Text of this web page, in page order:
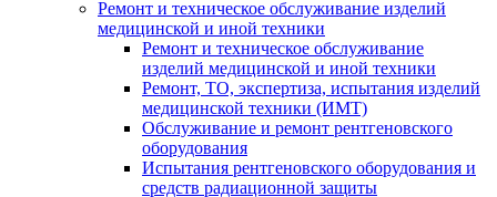
Ремонт и техническое обслуживание изделий
медицинской и иной техники
Ремонт и техническое обслуживание
изделий медицинской и иной техники
Ремонт, ТО, экспертиза, испытания изделий
медицинской техники (ИМТ)
Обслуживание и ремонт рентгеновского
оборудования
Испытания рентгеновского оборудования и
средств радиационной защиты